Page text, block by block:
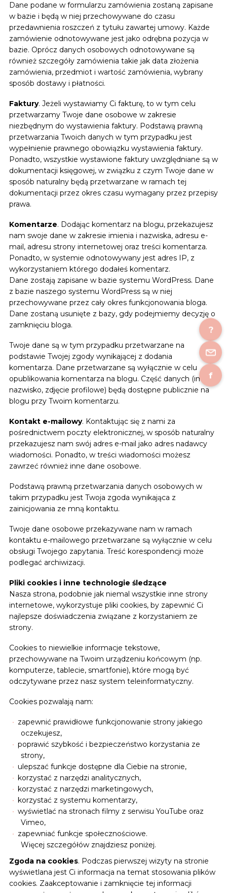
Dane podane w formularzu zamówienia zostaną zapisane
w bazie i będą w niej przechowywane do czasu
przedawnienia roszczeń z tytułu zawartej umowy. Każde
zamówienie odnotowywane jest jako odrębna pozycja w
bazie. Oprócz danych osobowych odnotowywane są
również szczegóły zamówienia takie jak data złożenia
zamówienia, przedmiot i wartość zamówienia, wybrany
sposób dostawy i płatności.
Faktury. Jeżeli wystawiamy Ci fakturę, to w tym celu
przetwarzamy Twoje dane osobowe w zakresie
niezbędnym do wystawienia faktury. Podstawą prawną
przetwarzania Twoich danych w tym przypadku jest
wypełnienie prawnego obowiązku wystawienia faktury.
Ponadto, wszystkie wystawione faktury uwzględniane są w
dokumentacji księgowej, w związku z czym Twoje dane w
sposób naturalny będą przetwarzane w ramach tej
dokumentacji przez okres czasu wymagany przez przepisy
prawa.
Komentarze. Dodając komentarz na blogu, przekazujesz
nam swoje dane w zakresie imienia i nazwiska, adresu e-
mail, adresu strony internetowej oraz treści komentarza.
Ponadto, w systemie odnotowywany jest adres IP, z
wykorzystaniem którego dodałeś komentarz.
Dane zostają zapisane w bazie systemu WordPress. Dane
z bazie naszego systemu WordPress są w niej
przechowywane przez cały okres funkcjonowania bloga.
Dane zostaną usunięte z bazy, gdy podejmiemy decyzję o
zamknięciu bloga.
Twoje dane są w tym przypadku przetwarzane na
podstawie Twojej zgody wynikającej z dodania
komentarza. Dane przetwarzane są wyłącznie w celu
opublikowania komentarza na blogu. Część danych (imię i
nazwisko, zdjęcie profilowe) będą dostępne publicznie na
blogu przy Twoim komentarzu.
Kontakt e-mailowy. Kontaktując się z nami za
pośrednictwem poczty elektronicznej, w sposób naturalny
przekazujesz nam swój adres e-mail jako adres nadawcy
wiadomości. Ponadto, w treści wiadomości możesz
zawrzeć również inne dane osobowe.
Podstawą prawną przetwarzania danych osobowych w
takim przypadku jest Twoja zgoda wynikająca z
zainicjowania ze mną kontaktu.
Twoje dane osobowe przekazywane nam w ramach
kontaktu e-mailowego przetwarzane są wyłącznie w celu
obsługi Twojego zapytania. Treść korespondencji może
podlegać archiwizacji.
Pliki cookies i inne technologie śledzące
Nasza strona, podobnie jak niemal wszystkie inne strony
internetowe, wykorzystuje pliki cookies, by zapewnić Ci
najlepsze doświadczenia związane z korzystaniem ze
strony.
Cookies to niewielkie informacje tekstowe,
przechowywane na Twoim urządzeniu końcowym (np.
komputerze, tablecie, smartfonie), które mogą być
odczytywane przez nasz system teleinformatyczny.
Cookies pozwalają nam:
zapewnić prawidłowe funkcjonowanie strony jakiego
oczekujesz,
poprawić szybkość i bezpieczeństwo korzystania ze
strony,
ulepszać funkcje dostępne dla Ciebie na stronie,
korzystać z narzędzi analitycznych,
korzystać z narzędzi marketingowych,
korzystać z systemu komentarzy,
wyświetlać na stronach filmy z serwisu YouTube oraz
Vimeo,
zapewniać funkcje społecznościowe.
Więcej szczegółów znajdziesz poniżej.
Zgoda na cookies. Podczas pierwszej wizyty na stronie
wyświetlana jest Ci informacja na temat stosowania plików
cookies. Zaakceptowanie i zamknięcie tej informacji
?
f